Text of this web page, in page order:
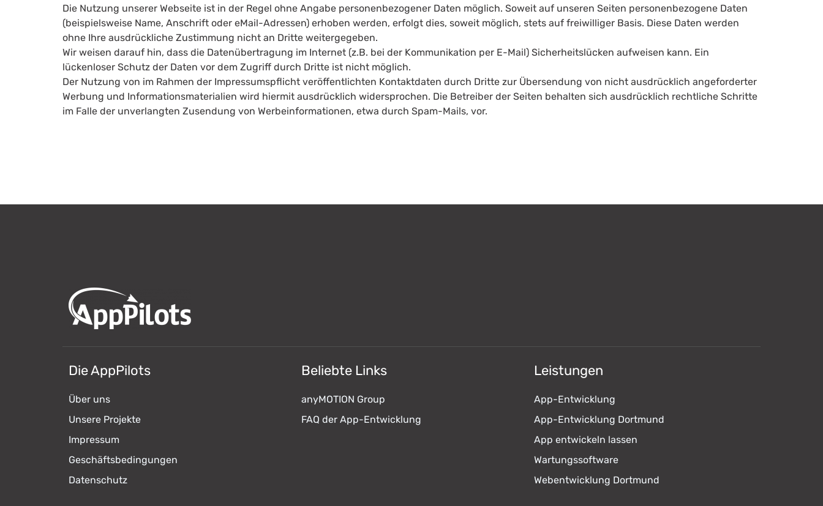
Die Nutzung unserer Webseite ist in der Regel ohne Angabe personenbezogener Daten möglich. Soweit auf unseren Seiten personenbezogene Daten
(beispielsweise Name, Anschrift oder eMail-Adressen) erhoben werden, erfolgt dies, soweit möglich, stets auf freiwilliger Basis. Diese Daten werden
ohne Ihre ausdrückliche Zustimmung nicht an Dritte weitergegeben.
Wir weisen darauf hin, dass die Datenübertragung im Internet (z.B. bei der Kommunikation per E-Mail) Sicherheitslücken aufweisen kann. Ein
lückenloser Schutz der Daten vor dem Zugriff durch Dritte ist nicht möglich.
Der Nutzung von im Rahmen der Impressumspflicht veröffentlichten Kontaktdaten durch Dritte zur Übersendung von nicht ausdrücklich angeforderter
Werbung und Informationsmaterialien wird hiermit ausdrücklich widersprochen. Die Betreiber der Seiten behalten sich ausdrücklich rechtliche Schritte
im Falle der unverlangten Zusendung von Werbeinformationen, etwa durch Spam-Mails, vor.
Die AppPilots
Über uns
Unsere Projekte
Impressum
Geschäftsbedingungen
Datenschutz
Beliebte Links
anyMOTION Group
FAQ der App-Entwicklung
Leistungen
App-Entwicklung
App-Entwicklung Dortmund
App entwickeln lassen
Wartungssoftware
Webentwicklung Dortmund